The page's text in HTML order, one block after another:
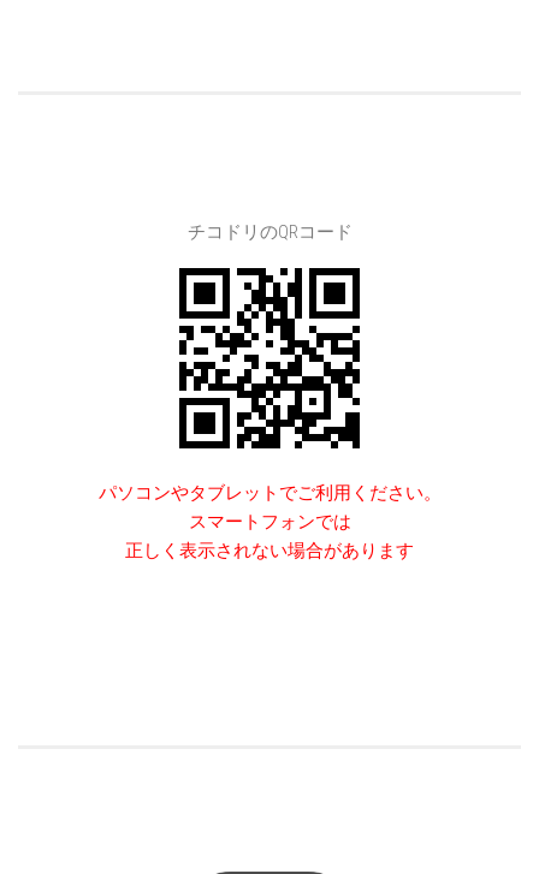
チコドリのQRコード
パソコンやタブレットでご利用ください。
スマートフォンでは
正しく表示されない場合があります